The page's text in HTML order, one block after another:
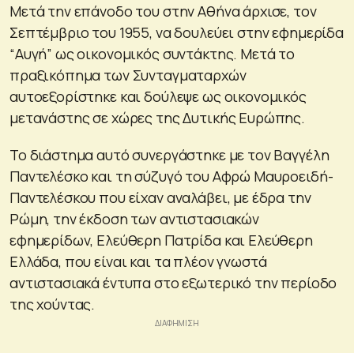
Μετά την επάνοδο του στην Αθήνα άρχισε, τον
Σεπτέμβριο του 1955, να δουλεύει στην εφημερίδα
“Αυγή” ως οικονομικός συντάκτης. Μετά το
πραξικόπημα των Συνταγματαρχών
αυτοεξορίστηκε και δούλεψε ως οικονομικός
μετανάστης σε χώρες της Δυτικής Ευρώπης.
Το διάστημα αυτό συνεργάστηκε με τον Βαγγέλη
Παντελέσκο και τη σύζυγό του Αφρώ Μαυροειδή-
Παντελέσκου που είχαν αναλάβει, με έδρα την
Ρώμη, την έκδοση των αντιστασιακών
εφημερίδων, Ελεύθερη Πατρίδα και Ελεύθερη
Ελλάδα, που είναι και τα πλέον γνωστά
αντιστασιακά έντυπα στο εξωτερικό την περίοδο
της χούντας.